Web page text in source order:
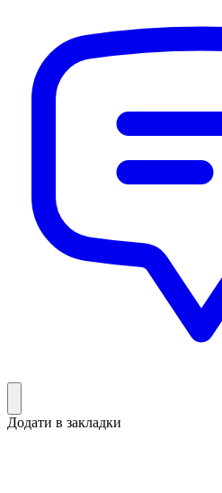
Додати в закладки